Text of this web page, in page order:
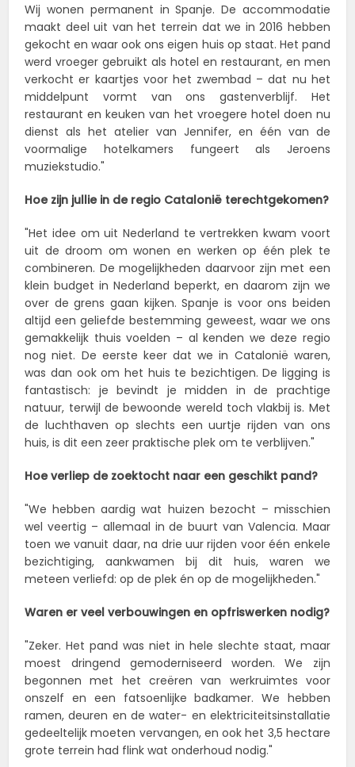
Wij wonen permanent in Spanje. De accommodatie
maakt deel uit van het terrein dat we in 2016 hebben
gekocht en waar ook ons eigen huis op staat. Het pand
werd vroeger gebruikt als hotel en restaurant, en men
verkocht er kaartjes voor het zwembad – dat nu het
middelpunt vormt van ons gastenverblijf. Het
restaurant en keuken van het vroegere hotel doen nu
dienst als het atelier van Jennifer, en één van de
voormalige hotelkamers fungeert als Jeroens
muziekstudio."
Hoe zijn jullie in de regio Catalonië terechtgekomen?
"Het idee om uit Nederland te vertrekken kwam voort
uit de droom om wonen en werken op één plek te
combineren. De mogelijkheden daarvoor zijn met een
klein budget in Nederland beperkt, en daarom zijn we
over de grens gaan kijken. Spanje is voor ons beiden
altijd een geliefde bestemming geweest, waar we ons
gemakkelijk thuis voelden – al kenden we deze regio
nog niet. De eerste keer dat we in Catalonië waren,
was dan ook om het huis te bezichtigen. De ligging is
fantastisch: je bevindt je midden in de prachtige
natuur, terwijl de bewoonde wereld toch vlakbij is. Met
de luchthaven op slechts een uurtje rijden van ons
huis, is dit een zeer praktische plek om te verblijven."
Hoe verliep de zoektocht naar een geschikt pand?
"We hebben aardig wat huizen bezocht – misschien
wel veertig – allemaal in de buurt van Valencia. Maar
toen we vanuit daar, na drie uur rijden voor één enkele
bezichtiging, aankwamen bij dit huis, waren we
meteen verliefd: op de plek én op de mogelijkheden."
Waren er veel verbouwingen en opfriswerken nodig?
"Zeker. Het pand was niet in hele slechte staat, maar
moest dringend gemoderniseerd worden. We zijn
begonnen met het creëren van werkruimtes voor
onszelf en een fatsoenlijke badkamer. We hebben
ramen, deuren en de water- en elektriciteitsinstallatie
gedeeltelijk moeten vervangen, en ook het 3,5 hectare
grote terrein had flink wat onderhoud nodig."